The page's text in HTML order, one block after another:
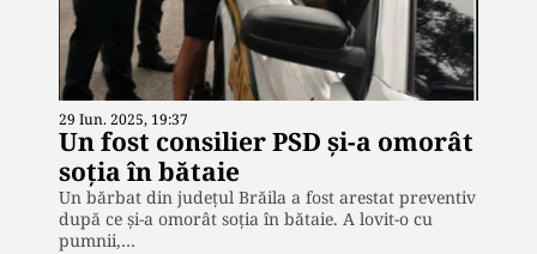
29 Iun. 2025, 19:37
Un fost consilier PSD și-a omorât
soția în bătaie
Un bărbat din județul Brăila a fost arestat preventiv
după ce și-a omorât soția în bătaie. A lovit-o cu
pumnii,…